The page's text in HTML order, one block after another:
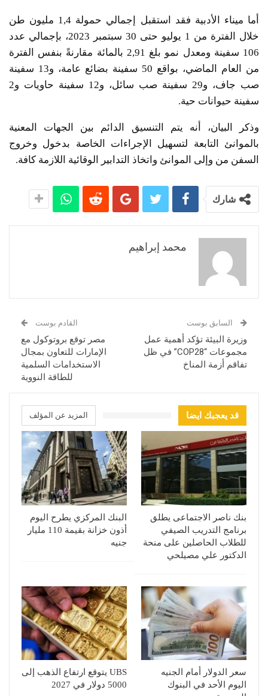
أما ميناء الأدبية فقد استقبل إجمالي حمولة 1,4 مليون طن
خلال الفترة من 1 يوليو حتى 30 سبتمبر 2023، بإجمالي عدد
106 سفينة ومعدل نمو بلغ 2,91 بالمائة مقارنةً بنفس الفترة
من العام الماضي، بواقع 50 سفينة بضائع عامة، و13 سفينة
صب جاف، و29 سفينة صب سائل، و12 سفينة حاويات و2
سفينة حيوانات حية.
وذكر البيان، أنه يتم التنسيق الدائم بين الجهات المعنية
بالموانئ التابعة لتسهيل الإجراءات الخاصة بدخول وخروج
السفن من وإلى الموانئ واتخاذ التدابير الوقائية اللازمة كافة.
شارك
محمد إبراهيم
السابق بوست
وزيرة البيئة تؤكد أهمية عمل
مجموعات “COP28” في ظل
تفاقم أزمة المناخ
القادم بوست
مصر توقع بروتوكول مع
الإمارات للتعاون بمجال
الاستخدامات السلمية
للطاقة النووية
قد يعجبك ايضا المزيد عن المؤلف
بنك ناصر الاجتماعى يطلق
برنامج التدريب الصيفي
للطلاب الحاصلين على منحة
الدكتور علي مصيلحي
البنك المركزي يطرح اليوم
أذون خزانة بقيمة 110 مليار
جنيه
سعر الدولار أمام الجنيه
اليوم الأحد في البنوك
UBS يتوقع ارتفاع الذهب إلى
5000 دولار في 2027